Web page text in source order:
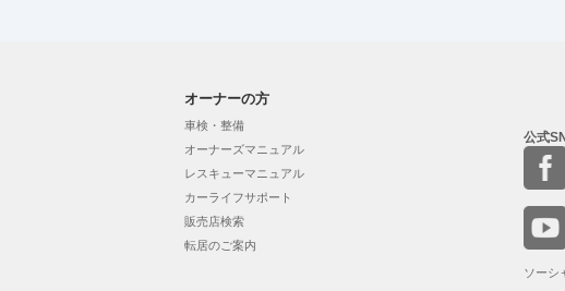
オーナーの方
車検・整備
オーナーズマニュアル
レスキューマニュアル
カーライフサポート
販売店検索
転居のご案内
公式
ソーシ